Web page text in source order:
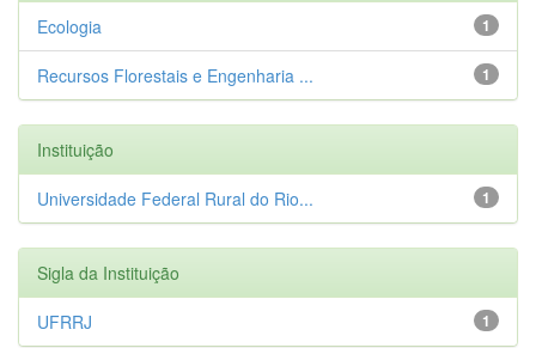
1
Ecologia
1
Recursos Florestais e Engenharia ...
Instituição
1
Universidade Federal Rural do Rio...
Sigla da Instituição
1
UFRRJ